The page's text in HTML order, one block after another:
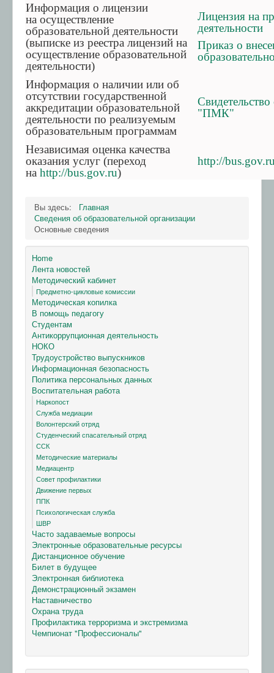
Информация о лицензии
на осуществление
образовательной деятельности
(выписке из реестра лицензий на
осуществление образовательной
деятельности)
Лицензия на
деятельности
Приказ о
Информация о наличии или об
отсутствии государственной
аккредитации образовательной
деятельности по реализуемым
образовательным программам
"ПМК"
Независимая оценка качества
оказания услуг (переход
на http://bus.gov.ru)
http://
Вы здесь:
Главная
Сведения об образовательной организации
Основные сведения
Home
Лента новостей
Методический кабинет
Предметно-цикловые комиссии
Методическая копилка
В помощь педагогу
Студентам
Антикоррупционная деятельность
НОКО
Трудоустройство выпускников
Информационная безопасность
Политика персональных данных
Воспитательная работа
Наркопост
Служба медиации
Волонтерский отряд
Студенческий спасательный отряд
ССК
Методические материалы
Медиацентр
Совет профилактики
Движение первых
ППК
Психологическая служба
ШВР
Часто задаваемые вопросы
Электронные образовательные ресурсы
Дистанционное обучение
Билет в будущее
Электронная библиотека
Демонстрационный экзамен
Наставничество
Охрана труда
Профилактика терроризма и экстремизма
Чемпионат "Профессионалы"